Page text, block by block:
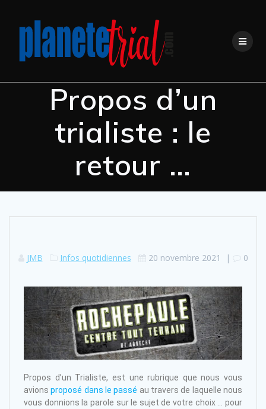
Propos d’un
trialiste : le
retour …
JMB Infos quotidiennes 20 novembre 2021 | 0
Propos d’un Trialiste, est une rubrique que nous vous
avionsproposé dans le passé au travers de laquelle nous
vous donnions la parole sur le sujet de votre choix … pour